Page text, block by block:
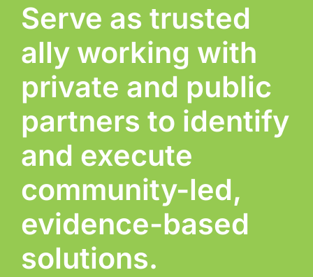
Serve as trusted
ally working with
private and public
partners to identify
and execute
community-led,
evidence-based
solutions.